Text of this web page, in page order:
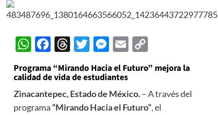
WhatsApp
Facebook
Threads
Twitter
Messenger
EmailCopy
Link
Programa “Mirando Hacia el Futuro” mejora la
calidad de vida de estudiantes
Zinacantepec, Estado de México.– A través del
programa “Mirando Hacia el Futuro”, el